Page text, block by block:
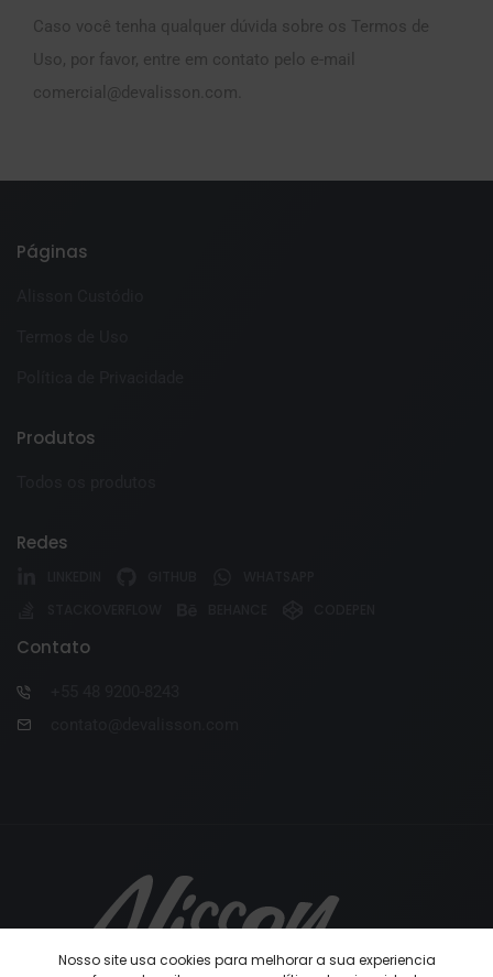
Caso você tenha qualquer dúvida sobre os Termos de
Uso, por favor, entre em contato pelo e-mail
comercial@devalisson.com
Páginas
Produtos
Redes
Contato
Nosso site usa cookies para melhorar a sua experiencia